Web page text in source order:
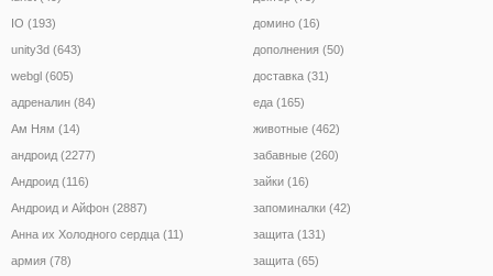
IO (193)
unity3d (643)
webgl (605)
адреналин (84)
Ам Ням (14)
андроид (2277)
Андроид (116)
Андроид и Айфон (2887)
Анна их Холодного сердца (11)
армия (78)
домино (16)
дополнения (50)
доставка (31)
еда (165)
животные (462)
забавные (260)
зайки (16)
запоминалки (42)
защита (131)
защита (65)